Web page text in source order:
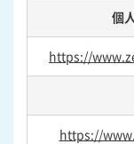
個
https://
https://